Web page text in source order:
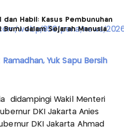
dan Habil: Kasus Pembunuhan
Bumi dalam Sejarah Manusia
Yuk Sapu Bersih
didampingi Wakil Menteri
DKI Jakarta Anies
DKI Jakarta Ahmad